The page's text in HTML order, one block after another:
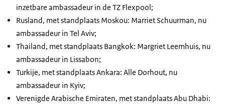
inzetbare ambassadeur in de TZ Flexpool;
Rusland, met standplaats Moskou: Marriet Schuurman, nu
ambassadeur in Tel Aviv;
Thailand, met standplaats Bangkok: Margriet Leemhuis, nu
ambassadeur in Lissabon;
Turkije, met standplaats Ankara: Alle Dorhout, nu
ambassadeur in Kyiv;
Verenigde Arabische Emiraten, met standplaats Abu Dhabi: